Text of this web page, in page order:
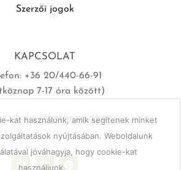
Szerzői jogok
KAPCSOLAT
+36 20/440-66-91
7-17 óra között)
haho@freshmood.hu
kat használunk, amik segítenek minket
nyújtásában. Weboldalunk
jóváhagyja, hogy cookie-kat
használjunk.